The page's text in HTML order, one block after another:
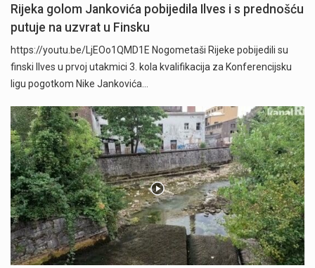
Rijeka golom Jankovića pobijedila Ilves i s prednošću
putuje na uzvrat u Finsku
https://youtu.be/LjEOo1QMD1E Nogometaši Rijeke pobijedili su
finski Ilves u prvoj utakmici 3. kola kvalifikacija za Konferencijsku
ligu pogotkom Nike Jankovića…